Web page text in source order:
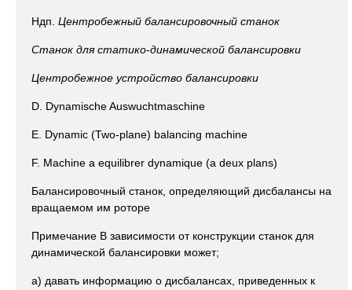
Ндп. Центробежный балансировочный станок
Станок для статико-динамической балансировки
Центробежное устройство балансировки
D. Dynamische Auswuchtmaschine
Е. Dynamic (Two-plane) balancing machine
F. Machine a equilibrer dynamique (a deux plans)
Балансировочный станок, определяющий дисбалансы на
вращаемом им роторе
Примечание В зависимости от конструкции станок для
динамической балансировки может;
а) давать информацию о дисбалансах, приведенных к